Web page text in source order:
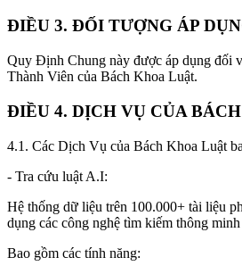
ĐIỀU 3. ĐỐI TƯỢNG ÁP
Quy Định Chung này được áp dụng đối
Thành Viên của Bách Khoa Luật.
ĐIỀU 4. DỊCH VỤ CỦA
4.1. Các Dịch Vụ của Bách Khoa Luật
- Tra cứu luật A.I:
Hệ thống dữ liệu trên 100.000+ tài liệu
dụng các công nghệ tìm kiếm thông
Bao gồm các tính năng: